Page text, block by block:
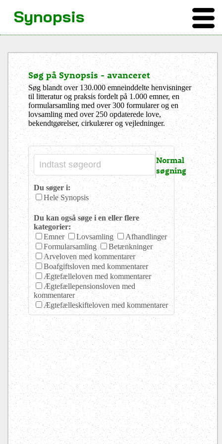
Søg på Synopsis - avanceret
Søg blandt over 130.000 emneinddelte henvisninger
til litteratur og praksis fordelt på 1.000 emner, en
formularsamling med over 300 formularer og en
lovsamling med over 250 opdaterede love,
bekendtgørelser, cirkulærer og vejledninger.
Normal
søgning
Du søger i:
Hele Synopsis
Du kan også søge i en eller flere
kategorier:
Emner
Lovsamling
Afhandlinger
Formularsamling
Betænkninger
Arveloven med kommentarer
Boafgiftsloven med kommentarer
Ægtefælleloven med kommentarer
Ægtefællepensionsloven med
kommentarer
Ægtefælleskifteloven med kommentarer
Synopsis